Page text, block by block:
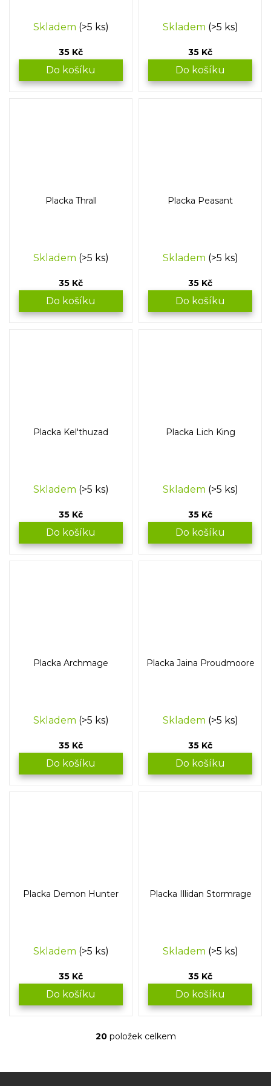
Skladem (>5 ks)
35 Kč
Do košíku
Skladem (>5 ks)
35 Kč
Do košíku
Placka Thrall
Skladem (>5 ks)
35 Kč
Do košíku
Placka Peasant
Skladem (>5 ks)
35 Kč
Do košíku
Placka Kel'thuzad
Skladem (>5 ks)
35 Kč
Do košíku
Placka Lich King
Skladem (>5 ks)
35 Kč
Do košíku
Placka Archmage
Skladem (>5 ks)
35 Kč
Do košíku
Placka Jaina Proudmoore
Skladem (>5 ks)
35 Kč
Do košíku
Placka Demon Hunter
Skladem (>5 ks)
35 Kč
Do košíku
Placka Illidan Stormrage
Skladem (>5 ks)
35 Kč
Do košíku
O
á
20položek celkem